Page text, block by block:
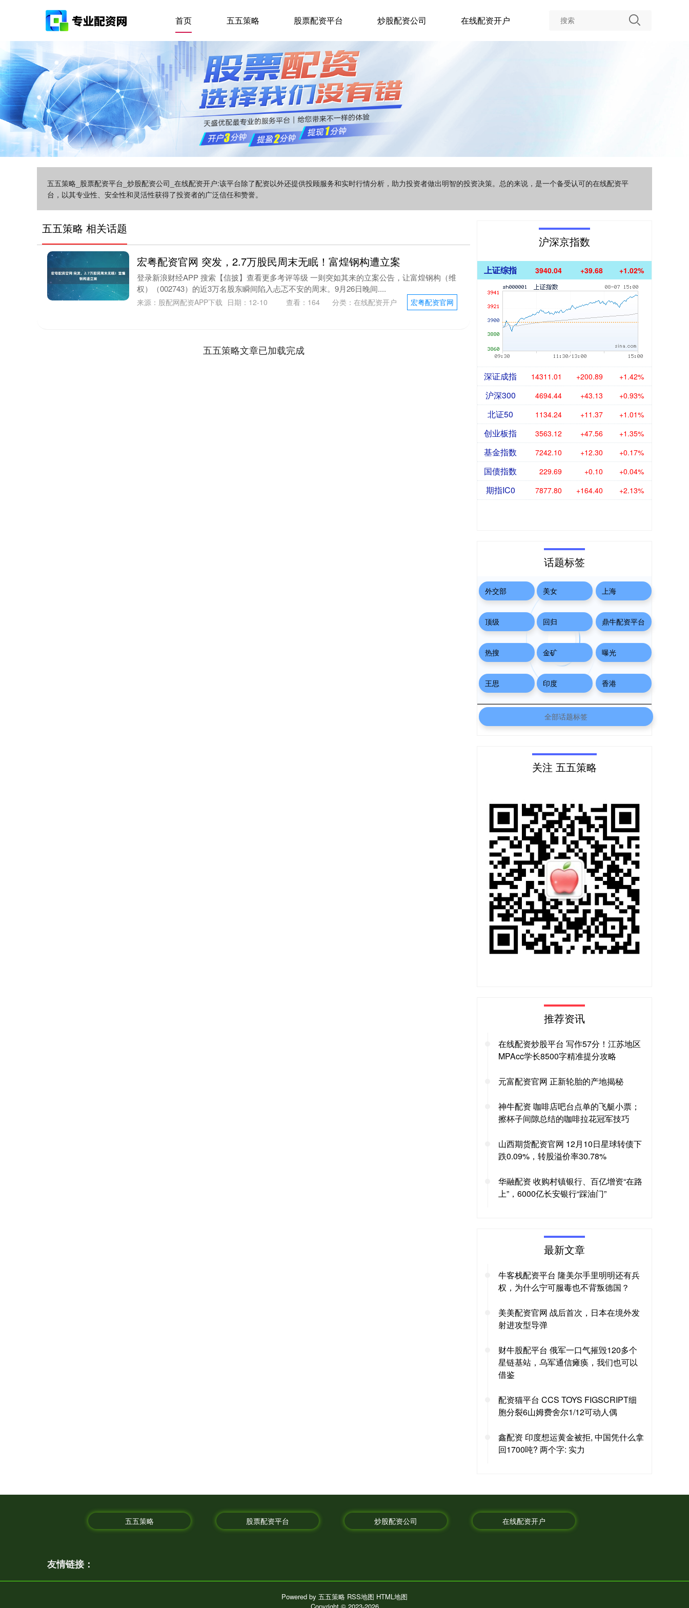
首页 五五策略 股票配资平台 炒股配资公司 在线配资开户
五五策略_股票配资平台_炒股配资公司_在线配资开户:该平台除了配资以外还提供投顾服务和实时行情分析，助力投资者做出明智的投资决策。总的来说，是一个备受认可的在线配资平
台，以其专业性、安全性和灵活性获得了投资者的广泛信任和赞誉。
五五策略 相关话题
宏粤配资官网 突发，2.7万股民周末无眠！富煌钢构遭立案
登录新浪财经APP 搜索【信披】查看更多考评等级 一则突如其来的立案公告，让富煌钢构（维
权）（002743）的近3万名股东瞬间陷入忐忑不安的周末。9月26日晚间....
宏粤配资官网
来源：股配网配资APP下载 日期：12-10 查看： 164 分类： 在线配资开户
五五策略文章已加载完成
沪深京指数
上证综指 3940.04 +39.68 +1.02%
深证成指 14311.01 +200.89 +1.42%
沪深300 4694.44 +43.13 +0.93%
北证50 1134.24 +11.37 +1.01%
创业板指 3563.12 +47.56 +1.35%
基金指数 7242.10 +12.30 +0.17%
国债指数 229.69 +0.10 +0.04%
期指IC0 7877.80 +164.40 +2.13%
话题标签
外交部 美女 上海
顶级 回归 鼎牛配资平台
热搜 金矿 曝光
王思 印度 香港
全部话题标签
关注 五五策略
推荐资讯
在线配资炒股平台 写作57分！江苏地区
MPAcc学长8500字精准提分攻略
元富配资官网 正新轮胎的产地揭秘
神牛配资 咖啡店吧台点单的飞艇小票；
擦杯子间隙总结的咖啡拉花冠军技巧
山西期货配资官网 12月10日星球转债下
跌0.09%，转股溢价率30.78%
华融配资 收购村镇银行、百亿增资“在路
上”，6000亿长安银行“踩油门”
最新文章
牛客栈配资平台 隆美尔手里明明还有兵
权，为什么宁可服毒也不背叛德国？
美美配资官网 战后首次，日本在境外发
射进攻型导弹
财牛股配平台 俄军一口气摧毁120多个
星链基站，乌军通信瘫痪，我们也可以
借鉴
配资猫平台 CCS TOYS FIGSCRIPT细
胞分裂6山姆费舍尔1/12可动人偶
鑫配资 印度想运黄金被拒, 中国凭什么拿
回1700吨? 两个字: 实力
五五策略 股票配资平台 炒股配资公司 在线配资开户
友情链接：
Powered by 五五策略 RSS地图 HTML地图